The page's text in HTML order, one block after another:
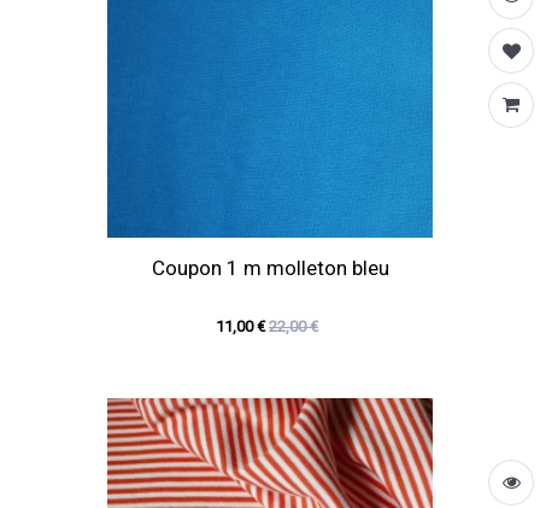
Coupon 1 m molleton bleu
11,00 € 22,00 €